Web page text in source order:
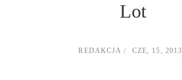
Lot
REDAKCJA CZE, 15, 2013